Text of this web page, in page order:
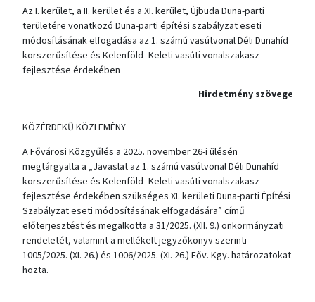
Az I. kerület, a II. kerület és a XI. kerület, Újbuda Duna-parti
területére vonatkozó Duna-parti építési szabályzat eseti
módosításának elfogadása az 1. számú vasútvonal Déli Dunahíd
korszerűsítése és Kelenföld–Keleti vasúti vonalszakasz
fejlesztése érdekében
Hirdetmény szövege
KÖZÉRDEKŰ KÖZLEMÉNY
A Fővárosi Közgyűlés a 2025. november 26-i ülésén
megtárgyalta a „Javaslat az 1. számú vasútvonal Déli Dunahíd
korszerűsítése és Kelenföld–Keleti vasúti vonalszakasz
fejlesztése érdekében szükséges XI. kerületi Duna-parti Építési
Szabályzat eseti módosításának elfogadására” című
előterjesztést és megalkotta a 31/2025. (XII. 9.) önkormányzati
rendeletét, valamint a mellékelt jegyzőkönyv szerinti
1005/2025. (XI. 26.) és 1006/2025. (XI. 26.) Főv. Kgy. határozatokat
hozta.